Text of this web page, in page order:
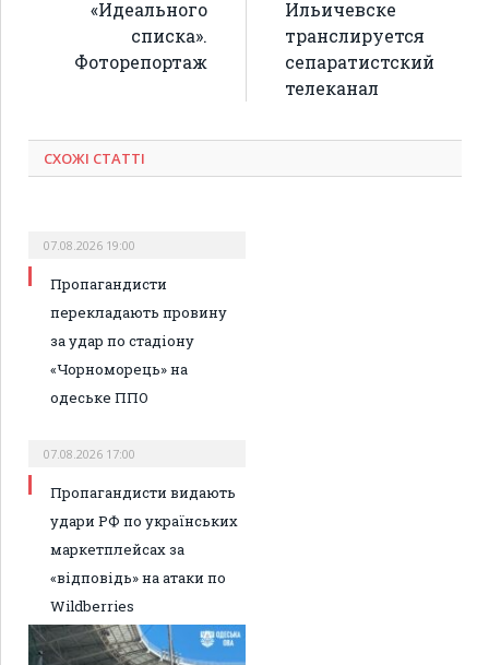
«Идеального
списка».
Фоторепортаж
Ильичевске
транслируется
сепаратистский
телеканал
СХОЖІ СТАТТІ
07.08.2026 19:00
Пропагандисти
перекладають провину
за удар по стадіону
«Чорноморець» на
одеське ППО
07.08.2026 17:00
Пропагандисти видають
удари РФ по українських
маркетплейсах за
«відповідь» на атаки по
Wildberries